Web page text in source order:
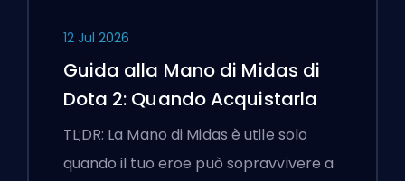
12 Jul 2026
Guida alla Mano di Midas di
Dota 2: Quando Acquistarla
TL;DR: La Mano di Midas è utile solo
quando il tuo eroe può sopravvivere a